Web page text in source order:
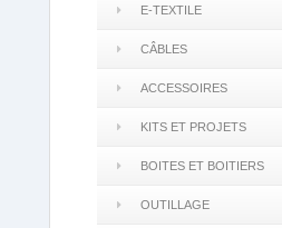
E-TEXTILE
CÂBLES
ACCESSOIRES
KITS ET PROJETS
BOITES ET BOITIERS
OUTILLAGE